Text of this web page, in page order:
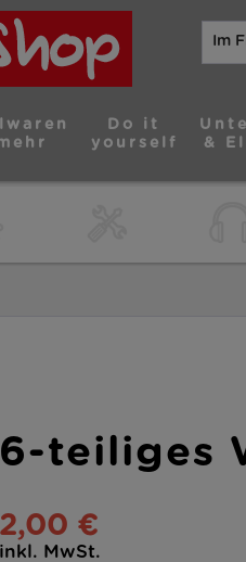
Do it
yourself
&
6-teiliges
2,00 €
inkl. MwSt.